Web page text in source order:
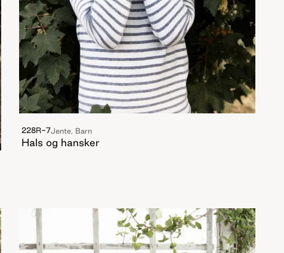
228R-7Jente, Barn
Hals og hansker